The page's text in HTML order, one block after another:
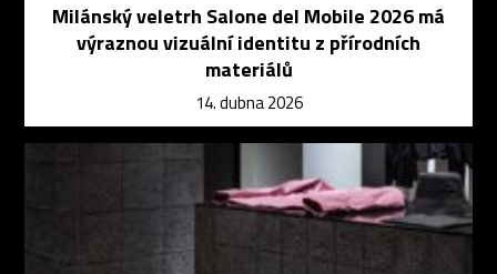
Milánský veletrh Salone del Mobile 2026 má
výraznou vizuální identitu z přírodních
materiálů
14. dubna 2026